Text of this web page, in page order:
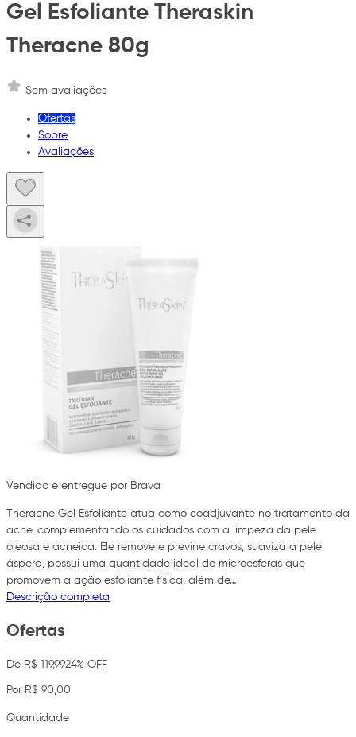
Gel Esfoliante Theraskin
Theracne 80g
Sem avaliações
Ofertas
Sobre
Avaliações
Vendido e entregue por Brava
Theracne Gel Esfoliante atua como coadjuvante no tratamento da
acne, complementando os cuidados com a limpeza da pele
oleosa e acneica. Ele remove e previne cravos, suaviza a pele
áspera, possui uma quantidade ideal de microesferas que
promovem a ação esfoliante física, além de…
Descrição completa
Ofertas
De R$ 119,9924% OFF
Por R$ 90,00
Quantidade